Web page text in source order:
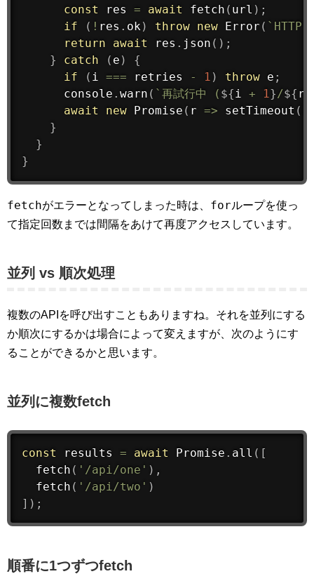
const res = await fetch ( url ) ;
if
( ! res . ok) throw new Error (
return
await res . json ( ) ;
}
catch ( e )
{
if
( i === retries - 1 ) throw e ;
      console
. warn ( `再試行中 ( ${i + 1}/${
await
new Promise ( r => setTimeout (
}
}
}
fetchがエラーとなってしまった時は、 forループを使っ
て指定回数までは間隔をあけて再度アクセスしています。
並列 vs 順次処理
複数のAPIを呼び出すこともありますね。それを並列にする
か順次にするかは場合によって変えますが、次のようにす
ることができるかと思います。
並列に複数fetch
const results = await Promise . all ( [
fetch ( '/api/one' ) ,
fetch ( '/api/two' )
] ) ;
順番に1つずつfetch